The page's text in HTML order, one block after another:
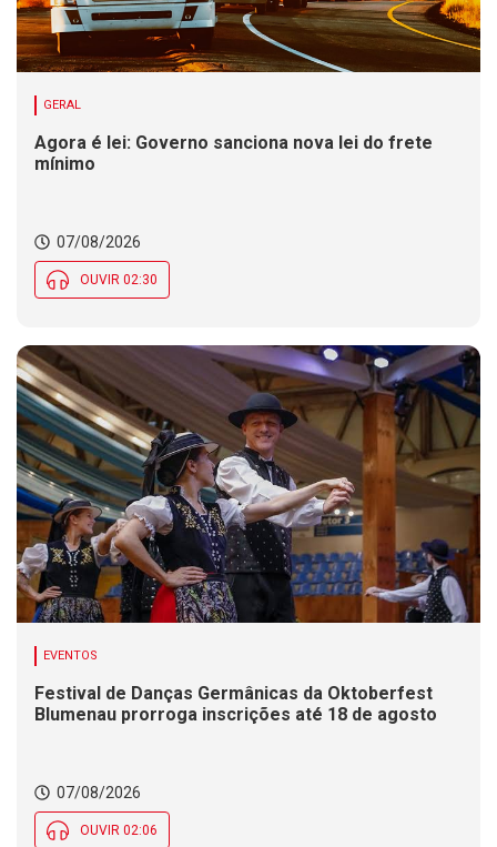
GERAL
Agora é lei: Governo sanciona nova lei do frete
mínimo
07/08/2026
OUVIR 02:30
EVENTOS
Festival de Danças Germânicas da Oktoberfest
Blumenau prorroga inscrições até 18 de agosto
07/08/2026
OUVIR 02:06